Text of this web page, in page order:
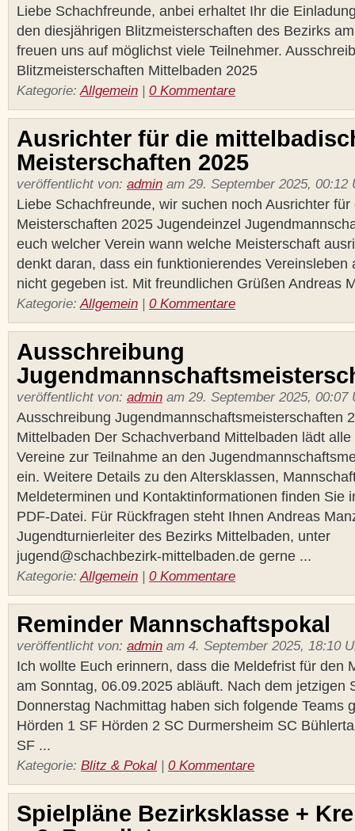
Liebe Schachfreunde, anbei erhaltet Ihr die
den diesjährigen Blitzmeisterschaften des Bezirks
freuen uns auf möglichst viele Teilnehmer.
Blitzmeisterschaften Mittelbaden 2025
Kategorie:Allgemein 0 Kommentare
Ausrichter für die
Meisterschaften 2025
veröffentlicht von: admin am 29. September 2025, 00:12
Liebe Schachfreunde, wir suchen noch Ausrichter
Meisterschaften 2025 Jugendeinzel
euch welcher Verein wann welche Meisterschaft
denkt daran, dass ein funktionierendes Vereinsleben
nicht gegeben ist. Mit freundlichen Grüßen Andreas
Kategorie:Allgemein 0 Kommentare
Ausschreibung
veröffentlicht von: admin am 29. September 2025, 00:07
Ausschreibung Jugendmannschaftsmeisterschaften
Mittelbaden Der Schachverband Mittelbaden lädt
Vereine zur Teilnahme an den
ein. Weitere Details zu den Altersklassen,
Meldeterminen und Kontaktinformationen finden Sie
PDF-Datei. Für Rückfragen steht Ihnen Andreas
Jugendturnierleiter des Bezirks Mittelbaden, unter
jugend@schachbezirk-mittelbaden.de gerne ...
Kategorie:Allgemein 0 Kommentare
Reminder Mannschaftspokal
veröffentlicht von: admin am 4. September 2025, 18:10
Ich wollte Euch erinnern, dass die Meldefrist für den
am Sonntag, 06.09.2025 abläuft. Nach dem jetzigen
Donnerstag Nachmittag haben sich folgende Teams
Hörden 1 SF Hörden 2 SC Durmersheim SC
SF ...
Kategorie: Blitz & Pokal 0 Kommentare
Spielpläne Bezirksklasse +